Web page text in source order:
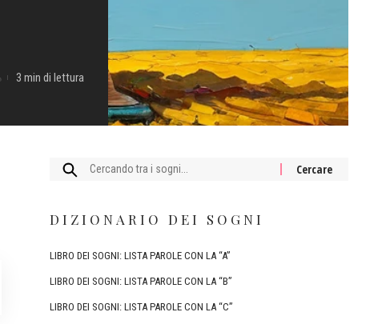
3 min di lettura
Cercare:
DIZIONARIO DEI SOGNI
LIBRO DEI SOGNI: LISTA PAROLE CON LA “A”
LIBRO DEI SOGNI: LISTA PAROLE CON LA “B”
LIBRO DEI SOGNI: LISTA PAROLE CON LA “C”